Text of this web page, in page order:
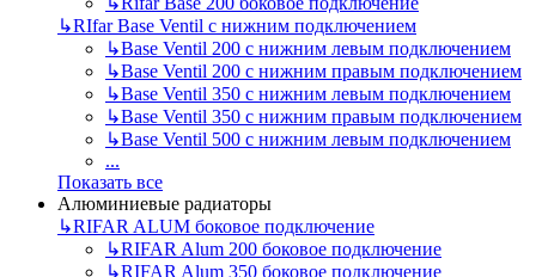
↳RIfar Base Ventil с нижним подключением
↳Base Ventil 200 с нижним левым подключением
↳Base Ventil 200 с нижним правым подключением
↳Base Ventil 350 с нижним левым подключением
↳Base Ventil 350 с нижним правым подключением
↳Base Ventil 500 с нижним левым подключением
...
Показать все
Алюминиевые радиаторы
↳RIFAR ALUM боковое подключение
↳RIFAR Alum 200 боковое подключение
↳RIFAR Alum 350 боковое подключение